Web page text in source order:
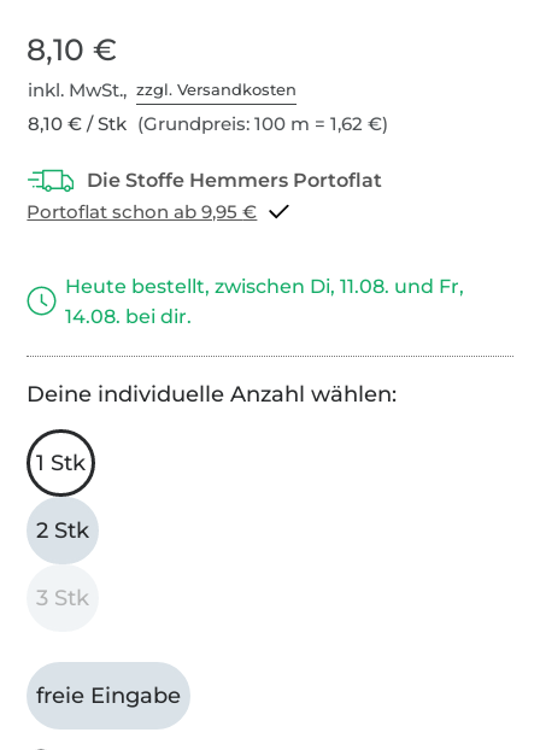
8,10 €
inkl. MwSt.,zzgl. Versandkosten
8,10 € / Stk (Grundpreis: 100 m = 1,62 €)
Portoflat schon ab 9,95 €
Heute bestellt, zwischen Di, 11.08. und Fr,
14.08. bei dir.
Deine individuelle Anzahl wählen:
1 Stk
2 Stk
3 Stk
freie Eingabe